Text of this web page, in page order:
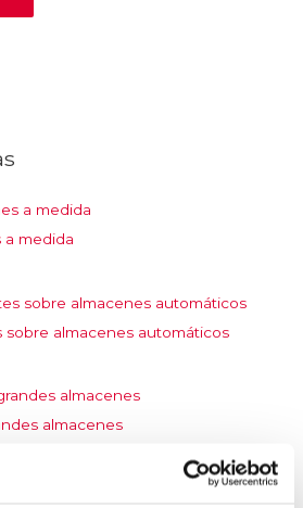
a medida
almacenes automáticos
almacenes